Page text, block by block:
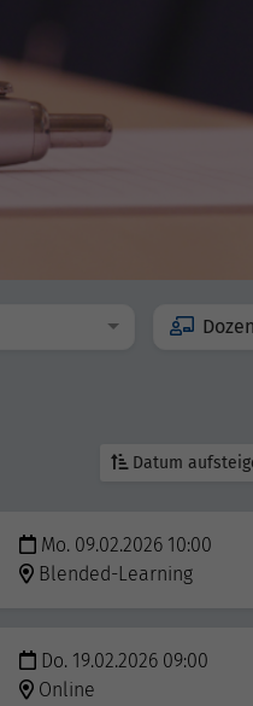
Datum
Mo. 09.02.2026 10:00
Blended-Learning
Do. 19.02.2026 09:00
Online